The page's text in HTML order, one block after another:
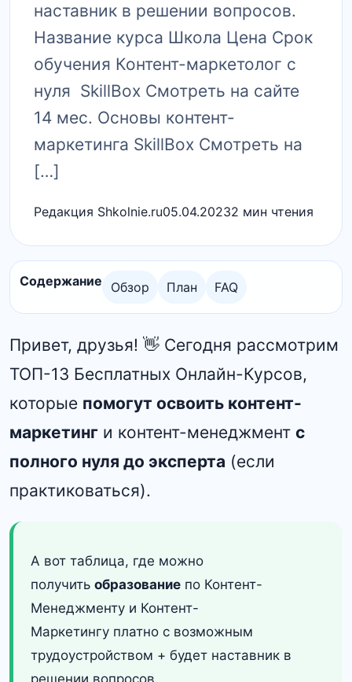
наставник в решении вопросов.
Название курса Школа Цена Срок
обучения Контент-маркетолог с
нуля SkillBox Смотреть на сайте
14 мес. Основы контент-
маркетинга SkillBox Смотреть на
[…]
Редакция Shkolnie.ru05.04.20232 мин чтения
Содержание Обзор План FAQ
Привет, друзья! 👋 Сегодня рассмотрим
ТОП-13 Бесплатных Онлайн-Курсов,
которые помогут освоить контент-
маркетинг и контент-менеджмент с
полного нуля до эксперта (если
практиковаться).
А вот таблица, где можно
получить образование по Контент-
Менеджменту и Контент-
Маркетингу платно с возможным
трудоустройством + будет наставник в
решении вопросов.